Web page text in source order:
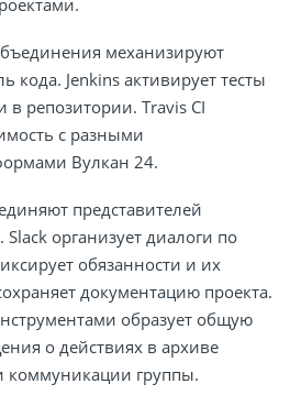
механизируют
кода. Jenkins активирует тесты
репозитории. Travis CI
с разными
Вулкан 24.
представителей
организует диалоги по
обязанности и их
документацию проекта.
образует общую
о действиях в архиве
коммуникации группы.